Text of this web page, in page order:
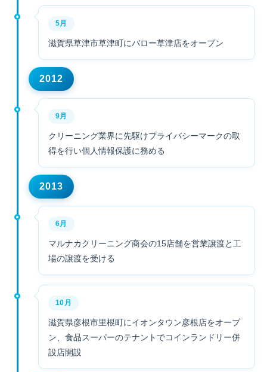
5月
滋賀県草津市草津町にバロー草津店をオープン
2012
9月
クリーニング業界に先駆けプライバシーマークの取
得を行い個人情報保護に務める
2013
6月
マルナカクリーニング商会の15店舗を営業譲渡と工
場の譲渡を受ける
10月
滋賀県彦根市里根町にイオンタウン彦根店をオープ
ン、食品スーパーのテナントでコインランドリー併
設店開設